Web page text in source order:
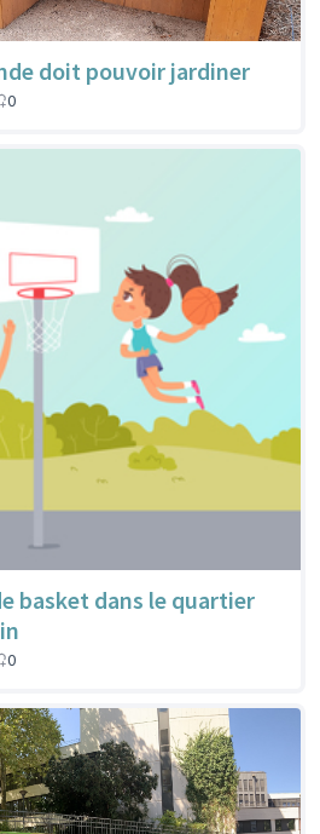
doit pouvoir jardiner
0
basket dans le quartier
0